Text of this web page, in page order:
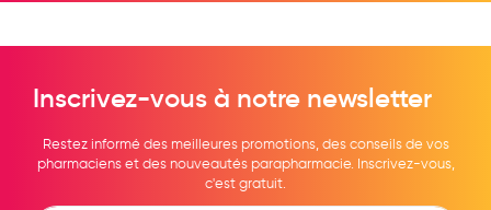
Hygiène nasale
Antibactériens
Inscrivez-vous à notre newsletter
Restez informé des meilleures promotions, des conseils de vos
pharmaciens et des nouveautés parapharmacie. Inscrivez-vous,
c'est gratuit.